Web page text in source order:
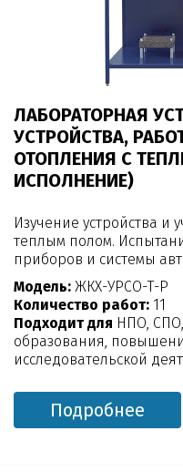
ЛАБОРАТОРНАЯ
УСТРОЙСТВА,
ОТОПЛЕНИЯ С
ИСПОЛНЕНИЕ)
Изучение устройства и
теплым полом.
приборов и системы
Модель: ЖКХ-УРСО-Т-Р
Количество работ: 11
Подходит для НПО,
образования,
исследовательской
Подробнее